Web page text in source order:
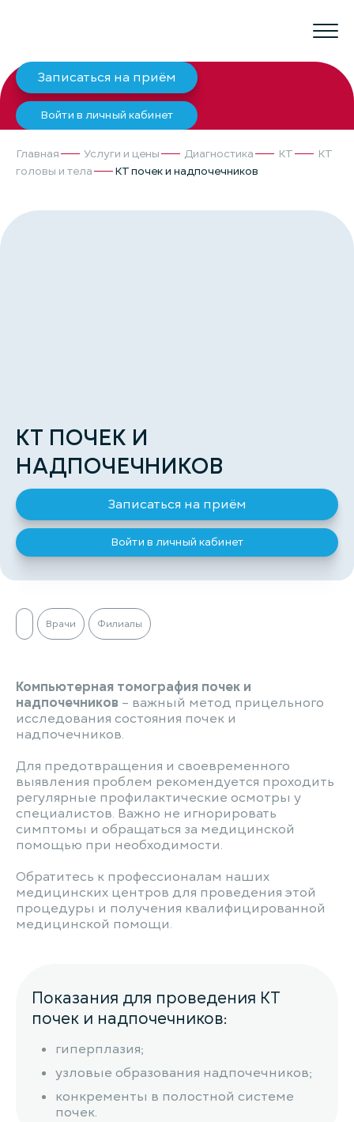
Записаться на приём
Войти в личный кабинет
Главная Услуги и цены Диагностика КТ
КТ
головы и тела
КТ почек и надпочечников
КТ ПОЧЕК И
НАДПОЧЕЧНИКОВ
Записаться на приём
Войти в личный кабинет
Врачи Филиалы
Компьютерная томография почек и
надпочечников – важный метод прицельного
исследования состояния почек и
надпочечников.
Для предотвращения и своевременного
выявления проблем рекомендуется проходить
регулярные профилактические осмотры у
специалистов. Важно не игнорировать
симптомы и обращаться за медицинской
помощью при необходимости.
Обратитесь к профессионалам наших
медицинских центров для проведения этой
процедуры и получения квалифицированной
медицинской помощи.
Показания для проведения КТ
почек и надпочечников:
гиперплазия;
узловые образования надпочечников;
конкременты в полостной системе
почек.